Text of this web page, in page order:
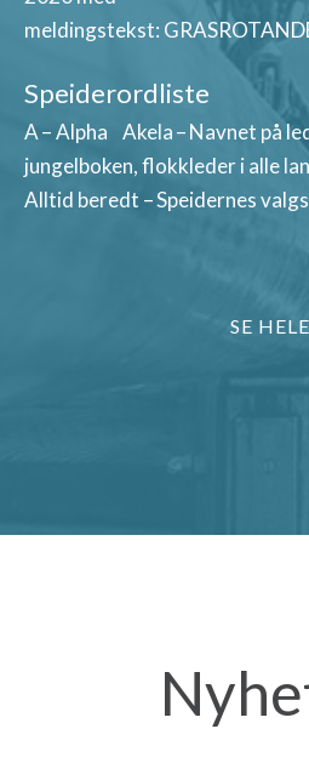
meldingstekst:
Speiderordliste
A – Alpha Akela – Navnet på
jungelboken, flokkleder i alle
Alltid beredt – Speidernes
SE